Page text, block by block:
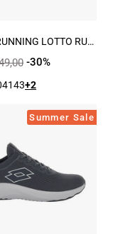
LOTTO RUN
-30%
4143+2
Scarpa
Speedride
1000
Uomo
Summer Sale